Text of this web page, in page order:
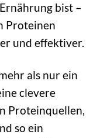
bist –
Proteinen
und effektiver.
als nur ein
clevere
Proteinquellen,
so ein